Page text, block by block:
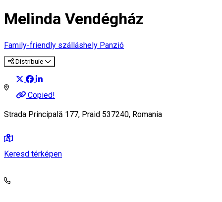
Melinda Vendégház
Family-friendly szálláshely Panzió
Distribuie
Copied!
Strada Principală 177, Praid 537240, Romania
Keresd térképen